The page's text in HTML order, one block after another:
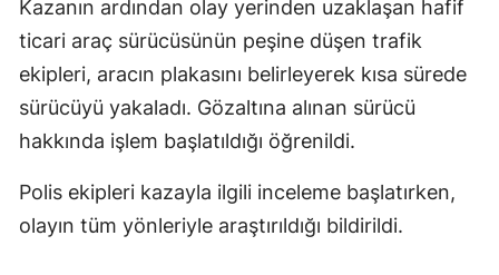
Kazanın ardından olay yerinden uzaklaşan hafif
ticari araç sürücüsünün peşine düşen trafik
ekipleri, aracın plakasını belirleyerek kısa sürede
sürücüyü yakaladı. Gözaltına alınan sürücü
hakkında işlem başlatıldığı öğrenildi.
Polis ekipleri kazayla ilgili inceleme başlatırken,
olayın tüm yönleriyle araştırıldığı bildirildi.